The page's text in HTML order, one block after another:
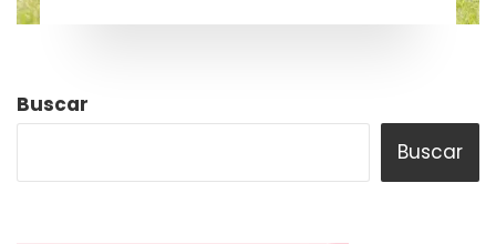
Buscar
Buscar